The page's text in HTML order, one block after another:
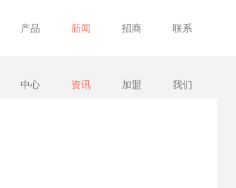
产品
中心
新闻
资讯
招商
加盟
联系
我们